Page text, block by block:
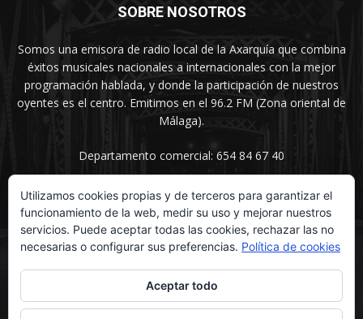
SOBRE NOSOTROS
Somos una emisora de radio local de la Axarquía que combina
éxitos musicales nacionales a internacionales con la mejor
programación hablada, y donde la participación de nuestros
oyentes es el centro. Emitimos en el 96.2 FM (Zona oriental de
Málaga).
Departamento comercial: 654 84 67 40
SÍGUENOS
Utilizamos cookies propias y de terceros para garantizar el
funcionamiento de la web, medir su uso y mejorar nuestros
servicios. Puede aceptar todas las cookies, rechazar las no
necesarias o configurar sus preferencias. Política de cookies
Aceptar todo